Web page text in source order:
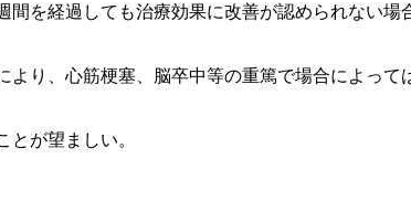
を経過しても治療効果に改善が認められない場
り、心筋梗塞、脳卒中等の重篤で場合によって
が望ましい。